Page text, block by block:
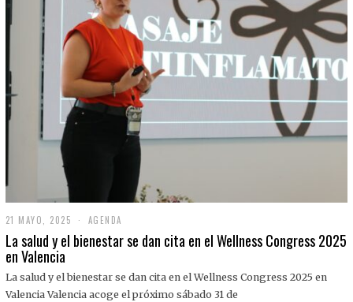
21 MAYO, 2025
1
M
O
,
AGENDA
La salud y el bienestar se dan cita en el Wellness Congress 2025
en Valencia
La salud y el bienestar se dan cita en el Wellness Congress 2025 en
Valencia Valencia acoge el próximo sábado 31 de